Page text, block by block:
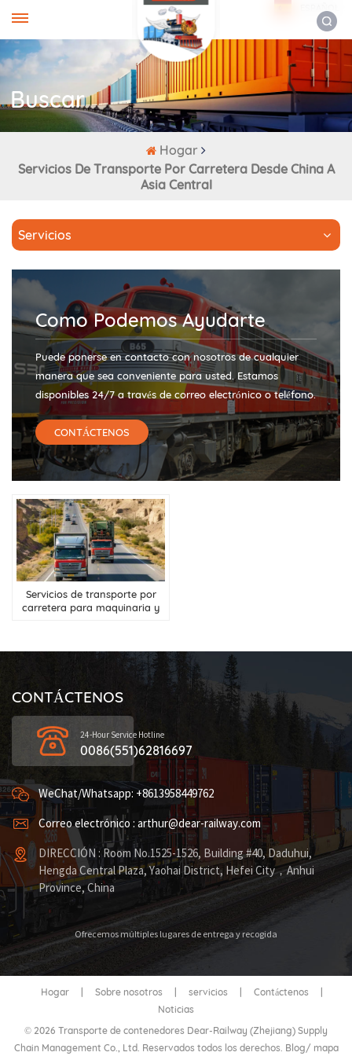
Buscar
Hogar
Servicios De Transporte Por Carretera Desde China A
Asia Central
Servicios
Como Podemos Ayudarte
Puede ponerse en contacto con nosotros de cualquier
manera que sea conveniente para usted. Estamos
disponibles 24/7 a través de correo electrónico o teléfono.
CONTÁCTENOS
Servicios de transporte por
carretera para maquinaria y
CONTÁCTENOS
24-Hour Service Hotline
0086(551)62816697
WeChat/Whatsapp: +8613958449762
Correo electrónico : arthur@dear-railway.com
DIRECCIÓN : Room No.1525-1526, Building #40, Daduhui,
Hengda Central Plaza, Yaohai District, Hefei City，Anhui
Province, China
Ofrecemos múltiples lugares de entrega y recogida
Hogar Sobre nosotros servicios Contáctenos
Noticias
© 2026 Transporte de contenedores Dear-Railway (Zhejiang) Supply
Chain Management Co., Ltd. Reservados todos los derechos. Blog/ mapa